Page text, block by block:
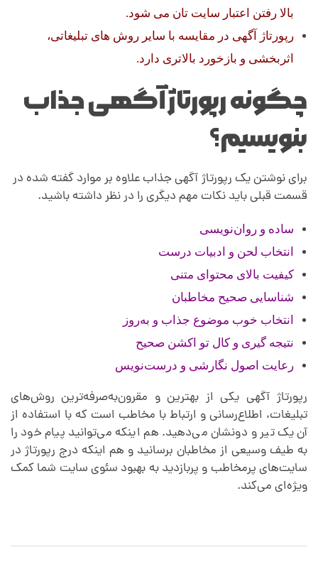
بالا رفتن اعتبار سایت تان می شود.
رپورتاژ آگهی در مقایسه با سایر روش های تبلیغاتی،
اثربخشی و بازخورد بالاتری دارد.
چگونه رپورتاژ آگهی جذاب
بنویسیم؟
برای نوشتن یک رپورتاژ آگهی جذاب علاوه بر موارد گفته شده در
قسمت قبلی باید نکات مهم دیگری را در نظر داشته باشید.
ساده و روان‌نویسی
انتخاب لحن و ادبیات درست
کیفیت بالای محتوای متنی
شناسایی صحیح مخاطبان
انتخاب خوب موضوع جذاب و به‌روز
نتیجه گیری و کال تو اکشن صحیح
رعایت اصول نگارشی و درست‌نویس
رپورتاژ آگهی یکی از بهترین و مقرون‌به‌صرفه‌ترین روش‌های
تبلیغات، اطلاع‌رسانی و ارتباط با مخاطب است که با استفاده از
آن یک تیر و دونشان می‌دهید. هم اینکه می‌توانید پیام خود را
به طیف وسیعی از مخاطبان برسانید و هم اینکه درج رپورتاژ در
سایت‌های پرمخاطب و پربازدید به بهبود سئوی سایت شما کمک
ویژه‌ای می‌کند.